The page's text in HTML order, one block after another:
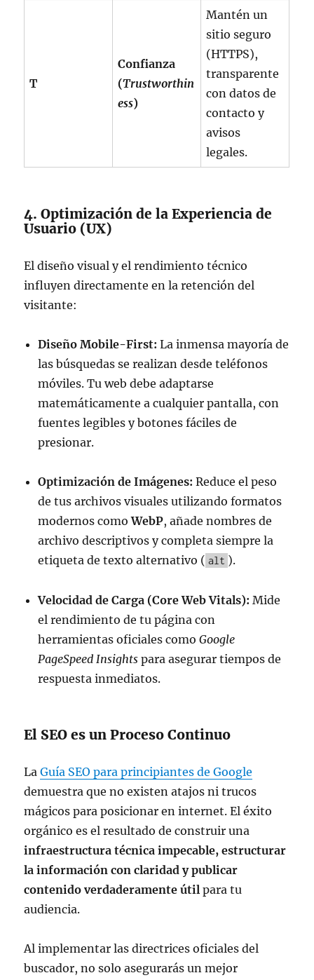
T
Confianza
(Trustworthin
ess)
Mantén un
sitio seguro
(HTTPS),
transparente
con datos de
contacto y
avisos
legales.
4. Optimización de la Experiencia de
Usuario (UX)
El diseño visual y el rendimiento técnico
influyen directamente en la retención del
visitante:
Diseño Mobile-First: La inmensa mayoría de
las búsquedas se realizan desde teléfonos
móviles. Tu web debe adaptarse
matemáticamente a cualquier pantalla, con
fuentes legibles y botones fáciles de
presionar.
Optimización de Imágenes: Reduce el peso
de tus archivos visuales utilizando formatos
modernos comoWebP, añade nombres de
archivo descriptivos y completa siempre la
etiqueta de texto alternativo ( alt ).
Velocidad de Carga (Core Web Vitals): Mide
el rendimiento de tu página con
herramientas oficiales comoGoogle
PageSpeed Insights para asegurar tiempos de
respuesta inmediatos.
El SEO es un Proceso Continuo
LaGuía SEO para principiantes de Google
demuestra que no existen atajos ni trucos
mágicos para posicionar en internet. El éxito
orgánico es el resultado de construir una
infraestructura técnica impecable, estructurar
la información con claridad y publicar
contenido verdaderamente útil para tu
audiencia.
Al implementar las directrices oficiales del
buscador, no solo asegurarás un mejor